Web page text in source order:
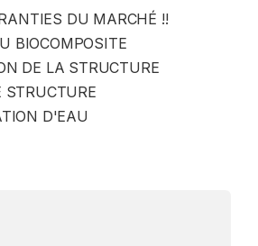
DU MARCHÉ !!
BIOCOMPOSITE
DE LA STRUCTURE
STRUCTURE
D'EAU